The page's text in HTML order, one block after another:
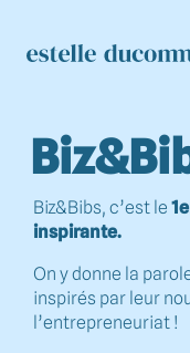
Biz&Bibs, c’est le
inspirante.
On y donne la
inspirés par leur
l’entrepreneuriat !